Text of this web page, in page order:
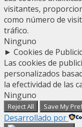
visitantes,
como número de
tráfico.
Ninguno
► Cookies de
Las cookies de
personalizados
la efectividad de las
Ninguno
Reject All Save My
Desarrollado por